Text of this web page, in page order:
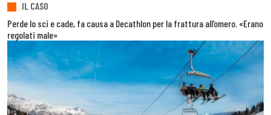
IL CASO
Perde lo sci e cade, fa causa a Decathlon per la frattura all’omero. «Erano
regolati male»